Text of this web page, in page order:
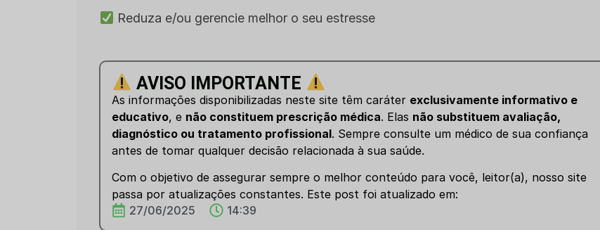
Reduza e/ou gerencie melhor o seu estresse
AVISO IMPORTANTE
As informações disponibilizadas neste site têm caráter exclusivamente informativo e
educativo, e não constituem prescrição médica. Elas não substituem avaliação,
diagnóstico ou tratamento profissional. Sempre consulte um médico de sua confiança
antes de tomar qualquer decisão relacionada à sua saúde.
Com o objetivo de assegurar sempre o melhor conteúdo para você, leitor(a), nosso site
passa por atualizações constantes. Este post foi atualizado em:
27/06/2025
14:39